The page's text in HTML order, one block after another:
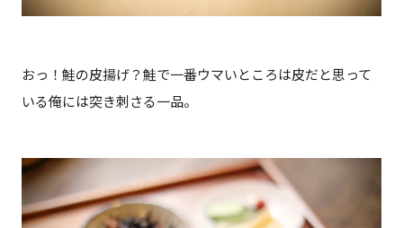
おっ！鮭の皮揚げ？鮭で一番ウマいところは皮だと思って
いる俺には突き刺さる一品。